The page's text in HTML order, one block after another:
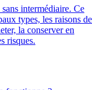
intermédiaire. Ce
types, les raisons de
la conserver en
risques.